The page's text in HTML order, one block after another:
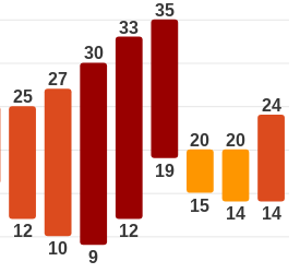
25
12
27
10
30
9
33
12
35
19
20
15
20
14
24
14